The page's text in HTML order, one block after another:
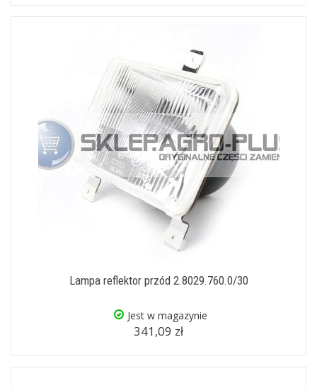
Lampa reflektor przód 2.8029.760.0/30
Jest w magazynie
341,09 zł